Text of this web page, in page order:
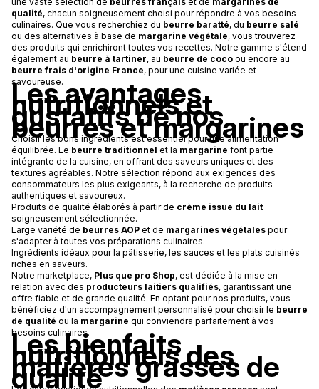
qualité, chacun soigneusement choisi pour répondre à vos besoins
culinaires. Que vous recherchiez du beurre baratté, du beurre salé
ou des alternatives à base de margarine végétale, vous trouverez
des produits qui enrichiront toutes vos recettes. Notre gamme s'étend
également au beurre à tartiner, au beurre de coco ou encore au
beurre frais d'origine France, pour une cuisine variée et
savoureuse.
Les avantages
nutritionnels et
gustatifs de nos
beurres et margarines
Choisir les bons ingrédients est essentiel pour une alimentation
équilibrée. Le beurre traditionnel et la margarine font partie
intégrante de la cuisine, en offrant des saveurs uniques et des
textures agréables. Notre sélection répond aux exigences des
consommateurs les plus exigeants, à la recherche de produits
authentiques et savoureux.
Produits de qualité élaborés à partir de crème issue du lait
soigneusement sélectionnée.
Large variété de beurres AOP et de margarines végétales pour
s'adapter à toutes vos préparations culinaires.
Ingrédients idéaux pour la pâtisserie, les sauces et les plats cuisinés
riches en saveurs.
Notre marketplace, Plus que pro Shop, est dédiée à la mise en
relation avec des producteurs laitiers qualifiés, garantissant une
offre fiable et de grande qualité. En optant pour nos produits, vous
bénéficiez d'un accompagnement personnalisé pour choisir le beurre
de qualité ou la margarine qui conviendra parfaitement à vos
besoins culinaires.
Les bienfaits
nutritionnels des
matières grasses de
qualité